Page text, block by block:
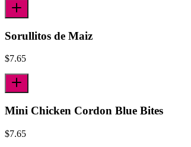
Sorullitos de Maiz
$7.65
Mini Chicken Cordon Blue Bites
$7.65